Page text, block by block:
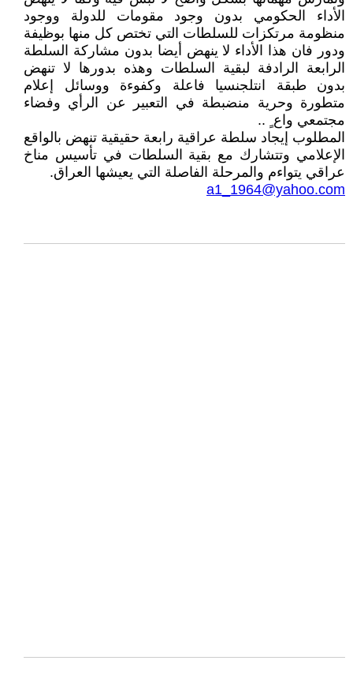
الأداء الحكومي بدون وجود مقومات للدولة ووجود
منظومة مرتكزات للسلطات التي تختص كل منها بوظيفة
ودور فان هذا الأداء لا ينهض أيضا بدون مشاركة السلطة
الرابعة الرادفة لبقية السلطات وهذه بدورها لا تنهض
بدون طبقة انتلجنسيا فاعلة وكفوءة ووسائل إعلام
متطورة وحرية منضبطة في التعبير عن الرأي وفضاء
مجتمعي واع ٍ ..
المطلوب إيجاد سلطة عراقية رابعة حقيقية تنهض بالواقع
الإعلامي وتتشارك مع بقية السلطات في تأسيس مناخ
عراقي يتواءم والمرحلة الفاصلة التي يعيشها العراق.
a1_1964@yahoo.com